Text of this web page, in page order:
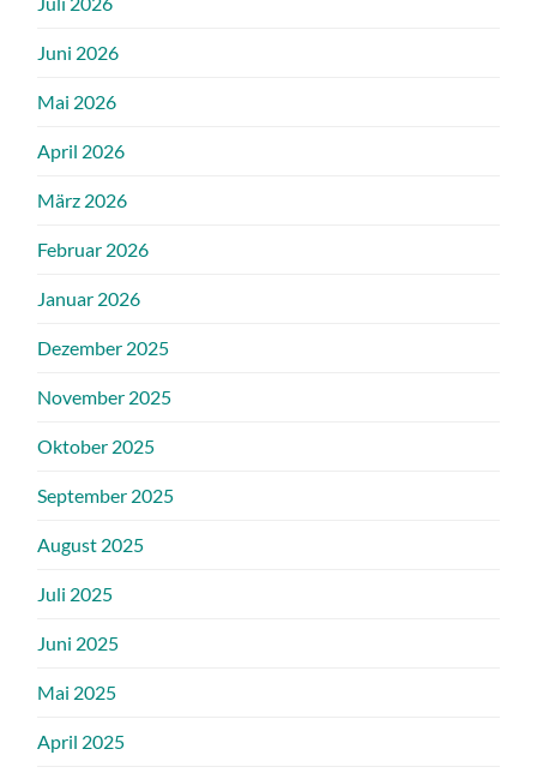
Juni 2026
Mai 2026
April 2026
März 2026
Februar 2026
Januar 2026
Dezember 2025
November 2025
Oktober 2025
September 2025
August 2025
Juli 2025
Juni 2025
Mai 2025
April 2025